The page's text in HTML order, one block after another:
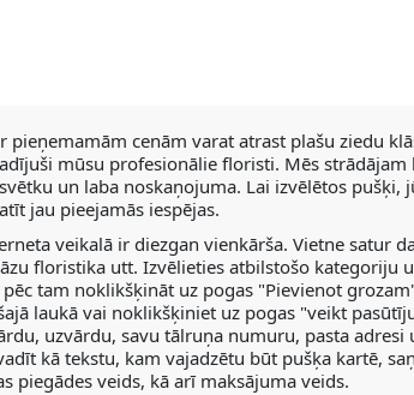
pieņemamām cenām varat atrast plašu ziedu
mūsu profesionālie floristi. Mēs
un laba noskaņojuma. Lai izvēlētos
jau pieejamās iespējas.
veikalā ir diezgan vienkārša. Vietne satur
floristika utt. Izvēlieties atbilstošo kategoriju
tam noklikšķināt uz pogas "Pievienot
laukā vai noklikšķiniet uz pogas "veikt
uzvārdu, savu tālruņa numuru, pasta
kā tekstu, kam vajadzētu būt pušķa kartē,
piegādes veids, kā arī maksājuma veids.